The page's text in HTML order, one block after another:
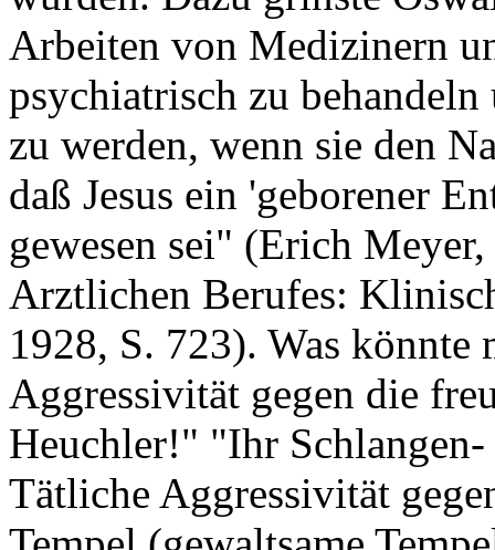
Arbeiten von Medizinern
psychiatrisch zu
zu werden, wenn sie den
daß Jesus ein 'geborener
gewesen sei" (Erich
Arztlichen Berufes:
1928, S. 723). Was könnte
Aggressivität gegen die
Heuchler!" "Ihr
Tätliche Aggressivität